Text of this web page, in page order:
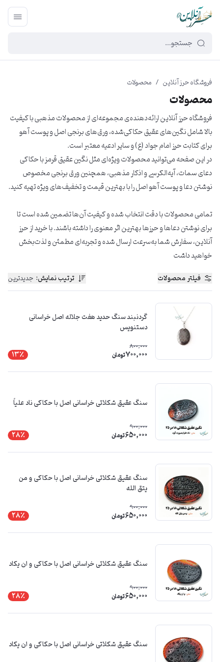
449f43cf-3da2-4422-bb12-2566cb5b8b05
فروشگاه حرز آنلاین / محصولات
محصولات
فروشگاه حرز آنلاین ارائه‌دهنده‌ی مجموعه‌ای از محصولات مذهبی با کیفیت
بالا شامل نگین‌های عقیق حکاکی‌شده، ورق‌های برنجی اصل و پوست آهو
برای کتابت حرز امام جواد (ع) و سایر ادعیه معتبر است.
در این صفحه می‌توانید محصولات ویژه‌ای مثل نگین عقیق قرمز با حکاکی
دعای سمات، آیه‌الکرسی و اذکار مذهبی، همچنین ورق برنجی مخصوص
نوشتن دعا و پوست آهو اصل را با بهترین قیمت و تخفیف‌های ویژه تهیه کنید.
تمامی محصولات با دقت انتخاب شده و کیفیت آن‌ها تضمین شده است تا
برای نوشتن دعاها و حرزها بهترین اثر معنوی را داشته باشند. با خرید از حرز
آنلاین، سفارش شما به‌سرعت ارسال شده و تجربه‌ای مطمئن و لذت‌بخش
خواهید داشت
فیلتر محصولات ترتیب نمایش: جدیدترین
گردنبند سنگ حدید هفت جلاله اصل خراسانی
دستنویس
800,000
700,000تومان 13٪
سنگ عقیق شکلاتی خراسانی اصل با حکاکی ناد علیاً
900,000
650,000تومان 28٪
سنگ عقیق شکلاتی خراسانی اصل با حکاکی و من
یتق الله
900,000
650,000تومان 28٪
سنگ عقیق شکلاتی خراسانی اصل با حکاکی و ان یکاد
900,000
650,000تومان 28٪
سنگ عقیق شکلاتی خراسانی اصل با حکاکی و ان یکاد